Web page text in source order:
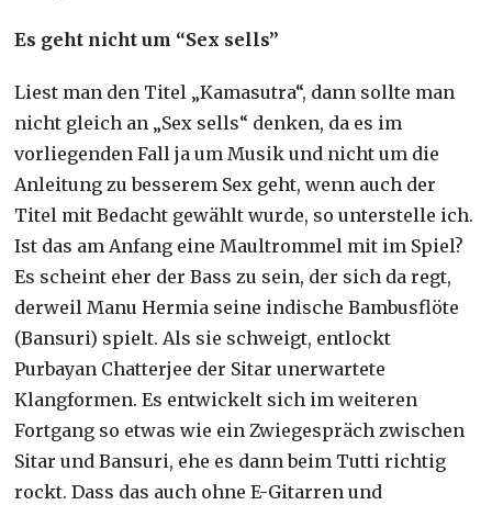
Es geht nicht um “Sex sells”
Liest man den Titel „Kamasutra“, dann sollte man
nicht gleich an „Sex sells“ denken, da es im
vorliegenden Fall ja um Musik und nicht um die
Anleitung zu besserem Sex geht, wenn auch der
Titel mit Bedacht gewählt wurde, so unterstelle ich.
Ist das am Anfang eine Maultrommel mit im Spiel?
Es scheint eher der Bass zu sein, der sich da regt,
derweil Manu Hermia seine indische Bambusflöte
(Bansuri) spielt. Als sie schweigt, entlockt
Purbayan Chatterjee der Sitar unerwartete
Klangformen. Es entwickelt sich im weiteren
Fortgang so etwas wie ein Zwiegespräch zwischen
Sitar und Bansuri, ehe es dann beim Tutti richtig
rockt. Dass das auch ohne E-Gitarren und